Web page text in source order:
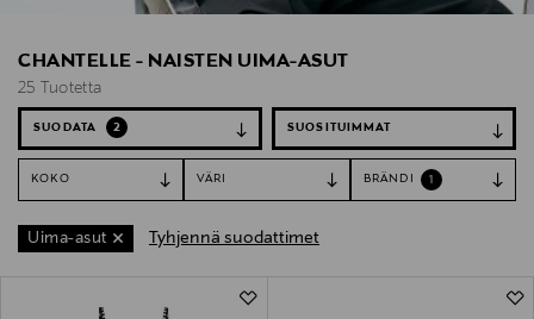
CHANTELLE - NAISTEN UIMA-ASUT
25 Tuotetta
SUODATA 2
KOKO VÄRI BRÄNDI 1
Uima-asut Tyhjennä suodattimet